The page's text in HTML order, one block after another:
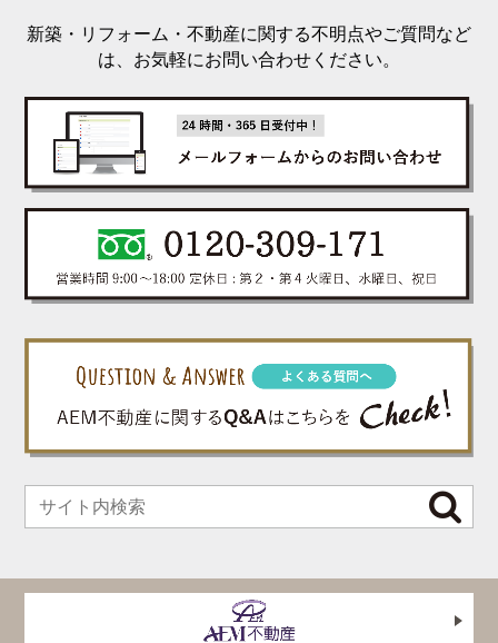
新築・リフォーム・不動産に関する不明点やご質問など
は、お気軽にお問い合わせください。